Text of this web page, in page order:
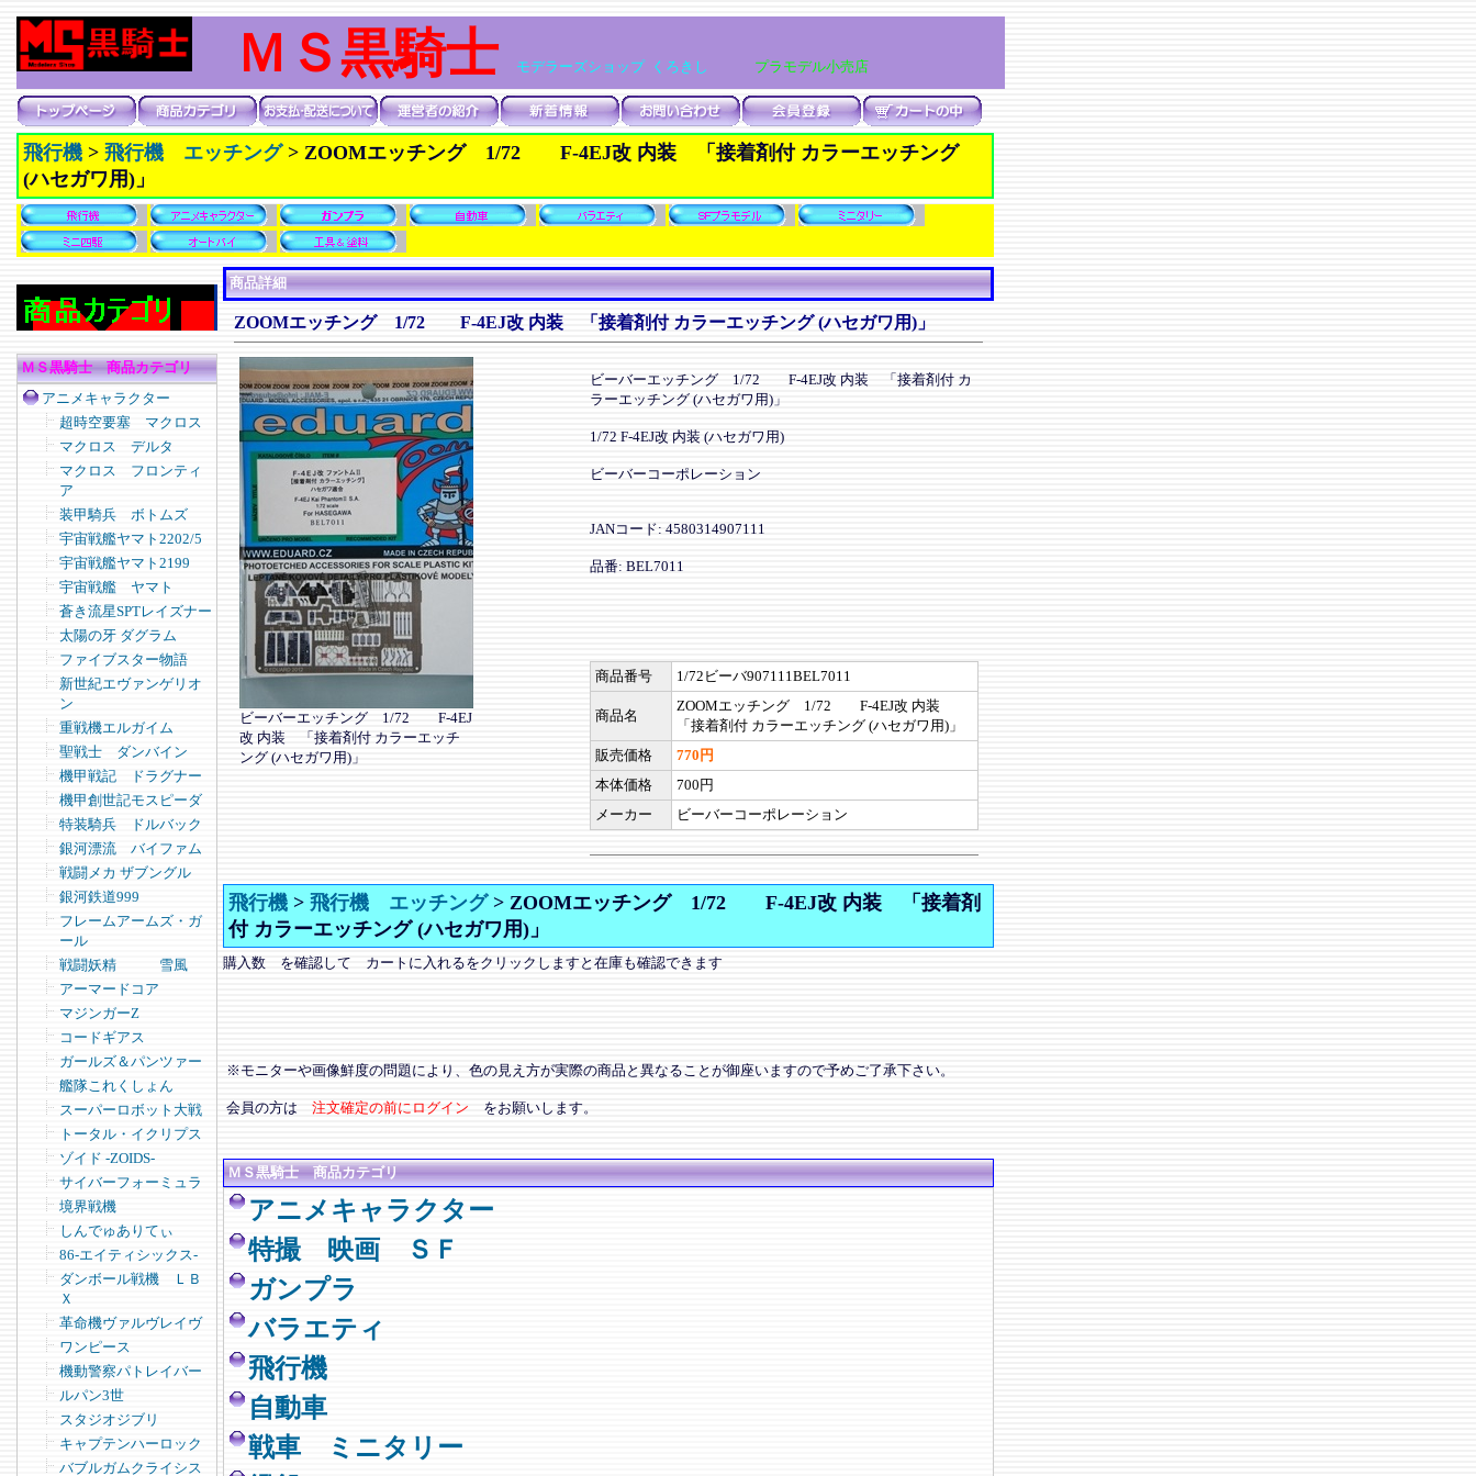
ＭＳ黒騎士 モデラーズショップ くろきし プラモデル小売店
飛行機 > 飛行機 エッチング> ZOOMエッチング 1/72 F-4EJ改 内装 「接着剤付 カラーエッチング
(ハセガワ用)」
ＭＳ黒騎士 商品カテゴリ
アニメキャラクター
超時空要塞 マクロス
マクロス デルタ
マクロス フロンティ
ア
装甲騎兵 ボトムズ
宇宙戦艦ヤマト2202/5
宇宙戦艦ヤマト2199
宇宙戦艦 ヤマト
蒼き流星SPTレイズナー
太陽の牙 ダグラム
ファイブスター物語
新世紀エヴァンゲリオ
ン
重戦機エルガイム
聖戦士 ダンバイン
機甲戦記 ドラグナー
機甲創世記モスピーダ
特装騎兵 ドルバック
銀河漂流 バイファム
戦闘メカ ザブングル
銀河鉄道999
フレームアームズ・ガ
ール
戦闘妖精 雪風
アーマードコア
マジンガーZ
コードギアス
ガールズ＆パンツァー
艦隊これくしょん
スーパーロボット大戦
トータル・イクリプス
ゾイド -ZOIDS-
サイバーフォーミュラ
境界戦機
しんでゅありてぃ
86-エイティシックス-
ダンボール戦機 ＬＢ
Ｘ
革命機ヴァルヴレイヴ
ワンピース
機動警察パトレイバー
ルパン3世
スタジオジブリ
キャプテンハーロック
バブルガムクライシス
商品詳細
ZOOMエッチング 1/72 F-4EJ改 内装 「接着剤付 カラーエッチング (ハセガワ用)」
ビーバーエッチング 1/72 F-4EJ
改 内装 「接着剤付 カラーエッチ
ング (ハセガワ用)」
ビーバーエッチング 1/72 F-4EJ改 内装 「接着剤付 カ
ラーエッチング (ハセガワ用)」
1/72 F-4EJ改 内装 (ハセガワ用)
ビーバーコーポレーション
JANコード: 4580314907111
品番: BEL7011
商品番号 1/72ビーバ907111BEL7011
商品名
ZOOMエッチング 1/72 F-4EJ改 内装
「接着剤付 カラーエッチング (ハセガワ用)」
販売価格
770円
本体価格
700円
メーカー
ビーバーコーポレーション
飛行機 > 飛行機 エッチング> ZOOMエッチング 1/72 F-4EJ改 内装 「接着剤
付 カラーエッチング (ハセガワ用)」
購入数 を確認して カートに入れるをクリックしますと在庫も確認できます
※モニターや画像鮮度の問題により、色の見え方が実際の商品と異なることが御座いますので予めご了承下さい。
会員の方は 注文確定の前にログイン をお願いします。
ＭＳ黒騎士 商品カテゴリ
アニメキャラクター
特撮 映画 ＳＦ
ガンプラ
バラエティ
飛行機
自動車
戦車 ミニタリー